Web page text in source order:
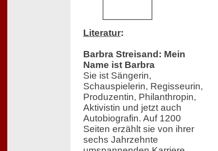
Literatur:
Barbra Streisand: Mein
Name ist Barbra
Sie ist Sängerin,
Schauspielerin, Regisseurin,
Produzentin, Philanthropin,
Aktivistin und jetzt auch
Autobiografin. Auf 1200
Seiten erzählt sie von ihrer
sechs Jahrzehnte